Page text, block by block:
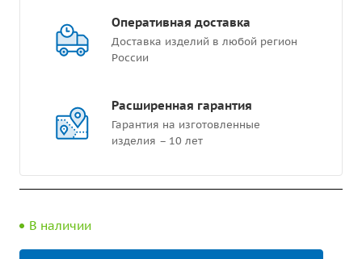
Оперативная доставка
Доставка изделий в любой регион
России
Расширенная гарантия
Гарантия на изготовленные
изделия – 10 лет
В наличии